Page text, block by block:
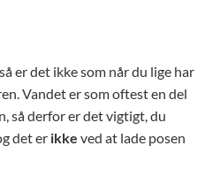
er det ikke som når du lige har
Vandet er som oftest en del
så derfor er det vigtigt, du
det er ikke ved at lade posen